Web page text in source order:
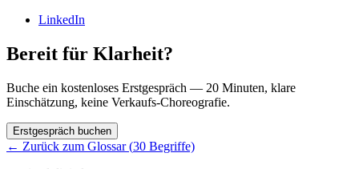
LinkedIn
Bereit für Klarheit?
Buche ein kostenloses Erstgespräch — 20 Minuten, klare
Einschätzung, keine Verkaufs-Choreografie.
Erstgespräch buchen
← Zurück zum Glossar (30 Begriffe)